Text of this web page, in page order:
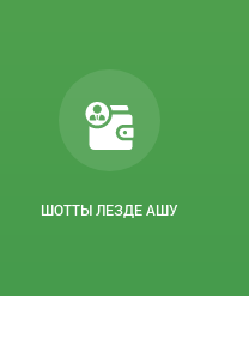
ШОТТЫ ЛЕЗДЕ АШУ